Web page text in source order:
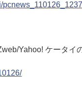
Yahoo! ケータイ